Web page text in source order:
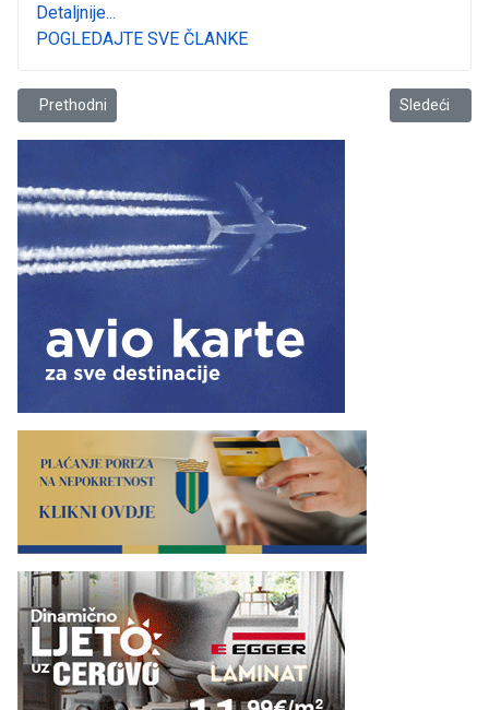
Detaljnije...
POGLEDAJTE SVE ČLANKE
Prethodni članak: FK Mornar dokazao pobjednički duh
Prethodni Sledeći
Sledeći